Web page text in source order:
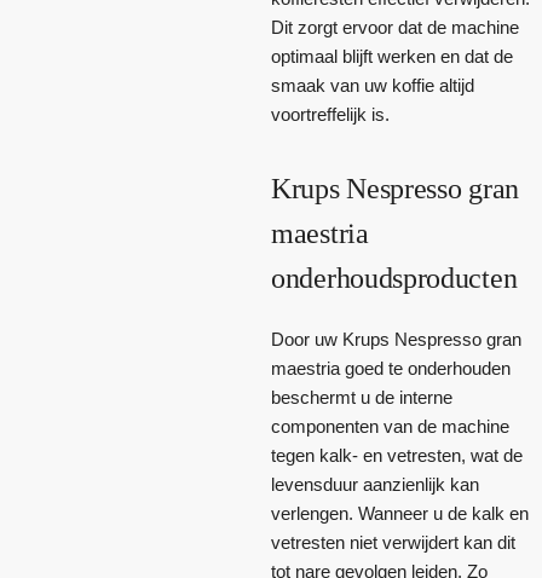
Dit zorgt ervoor dat de machine
optimaal blijft werken en dat de
smaak van uw koffie altijd
voortreffelijk is.
Krups Nespresso gran
maestria
onderhoudsproducten
Door uw Krups Nespresso gran
maestria goed te onderhouden
beschermt u de interne
componenten van de machine
tegen kalk- en vetresten, wat de
levensduur aanzienlijk kan
verlengen. Wanneer u de kalk en
vetresten niet verwijdert kan dit
tot nare gevolgen leiden. Zo